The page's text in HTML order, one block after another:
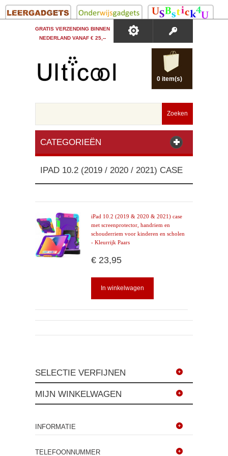
GRATIS VERZENDING BINNEN
NEDERLAND VANAF € 25,--
0 item(s)
Zoeken
CATEGORIEËN
IPAD 10.2 (2019 / 2020 / 2021) CASE
iPad 10.2 (2019 & 2020 & 2021) case
met screenprotector, handriem en
schouderriem voor kinderen en scholen
- Kleurrijk Paars
€ 23,95
In winkelwagen
SELECTIE VERFIJNEN
MIJN WINKELWAGEN
INFORMATIE
TELEFOONNUMMER